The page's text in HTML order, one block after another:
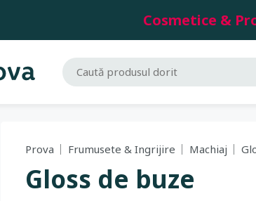
Cosmetice &
Prova Frumusete & Ingrijire Machiaj
Gloss de buze